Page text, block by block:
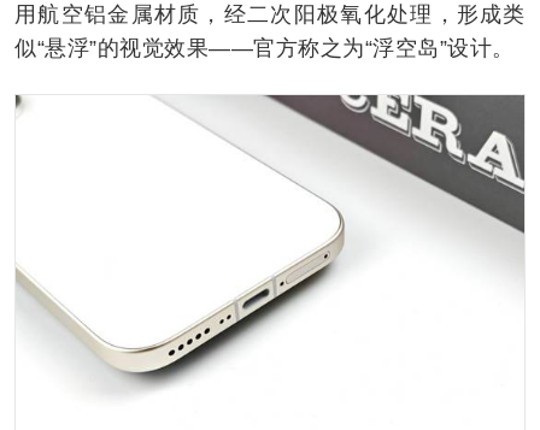
用航空铝金属材质，经二次阳极氧化处理，形成类
似“悬浮”的视觉效果——官方称之为“浮空岛”设计。